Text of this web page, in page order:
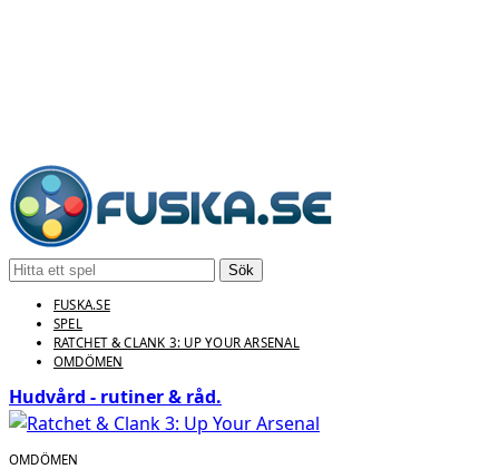
Sök
FUSKA.SE
SPEL
RATCHET & CLANK 3: UP YOUR ARSENAL
OMDÖMEN
Hudvård - rutiner & råd.
OMDÖMEN